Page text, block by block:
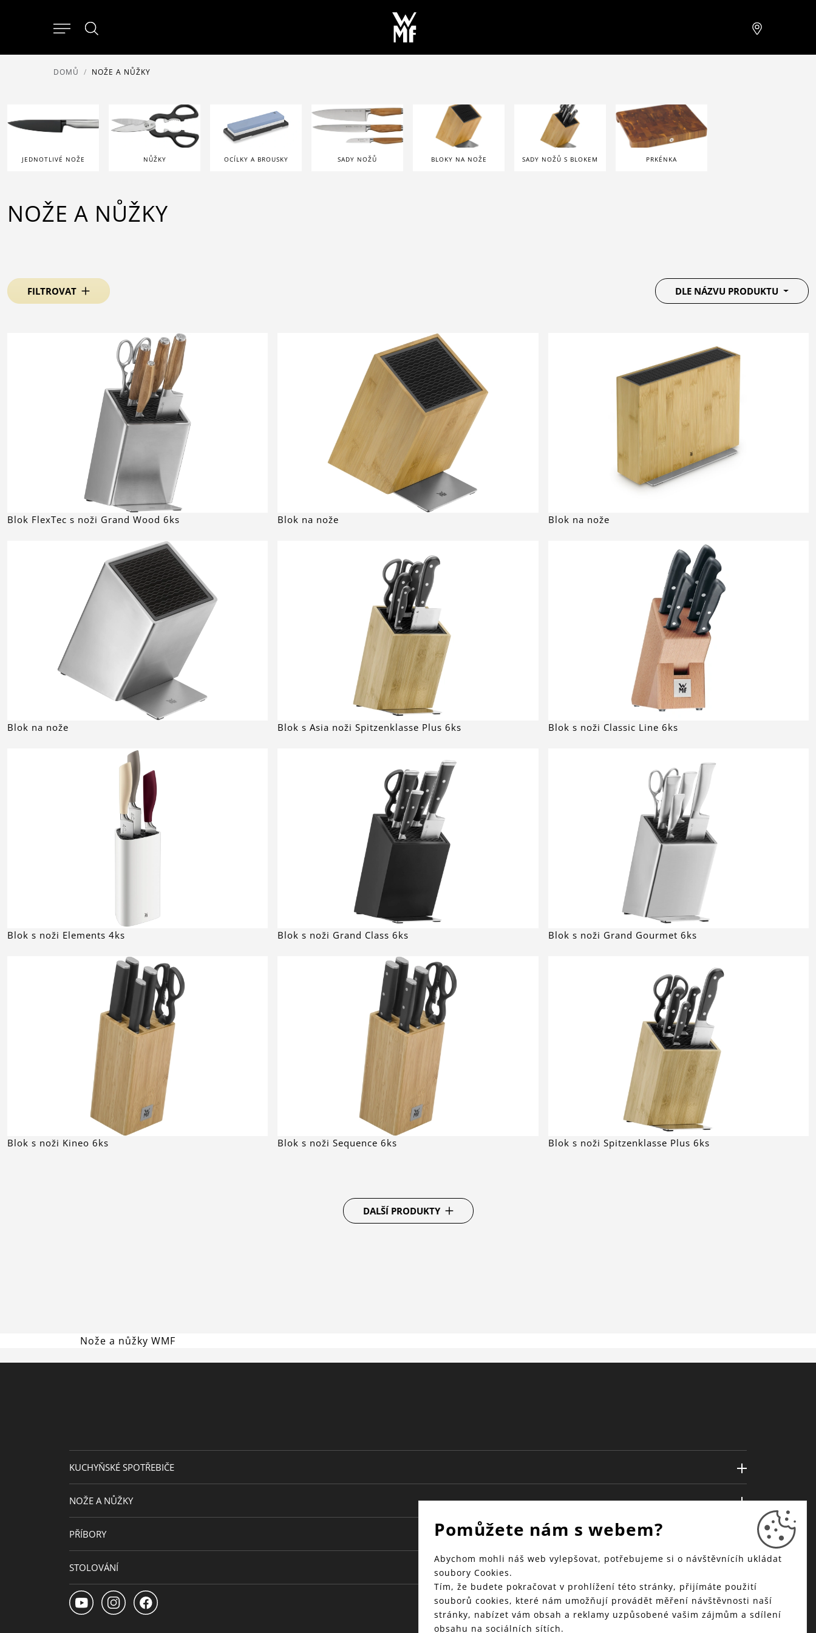
DOMŮ NOŽE A NŮŽKY
JEDNOTLIVÉ NOŽE NŮŽKY OCÍLKY A BROUSKY SADY NOŽŮ BLOKY NA NOŽE SADY NOŽŮ S BLOKEM PRKÉNKA
NOŽE A NŮŽKY
FILTROVAT DLE NÁZVU PRODUKTU
Blok FlexTec s noži Grand Wood 6ks Blok na nože Blok na nože
Blok na nože Blok s Asia noži Spitzenklasse Plus 6ks Blok s noži Classic Line 6ks
Blok s noži Elements 4ks Blok s noži Grand Class 6ks Blok s noži Grand Gourmet 6ks
Blok s noži Kineo 6ks Blok s noži Sequence 6ks Blok s noži Spitzenklasse Plus 6ks
DALŠÍ PRODUKTY
Nože a nůžky WMF
KUCHYŇSKÉ SPOTŘEBIČE
NOŽE A NŮŽKY
PŘÍBORY
STOLOVÁNÍ
Pomůžete nám s webem?
Abychom mohli náš web vylepšovat, potřebujeme si o návštěvnícíh ukládat
soubory Cookies.
Tím, že budete pokračovat v prohlížení této stránky, přijímáte použití
souborů cookies, které nám umožňují provádět měření návštěvnosti naší
stránky, nabízet vám obsah a reklamy uzpůsobené vašim zájmům a sdílení
obsahu na sociálních sítích.